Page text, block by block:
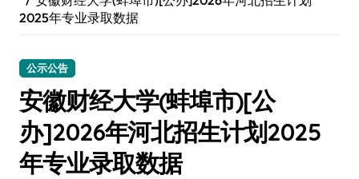
2025年专业录取数据
公示公告
安徽财经大学(蚌埠市)[公
办]2026年河北招生计划2025
年专业录取数据